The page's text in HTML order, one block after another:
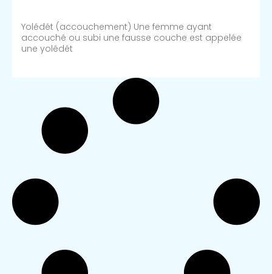
Yolédét (accouchement) Une femme ayant
accouché ou subi une fausse couche est appelée
une yolédét